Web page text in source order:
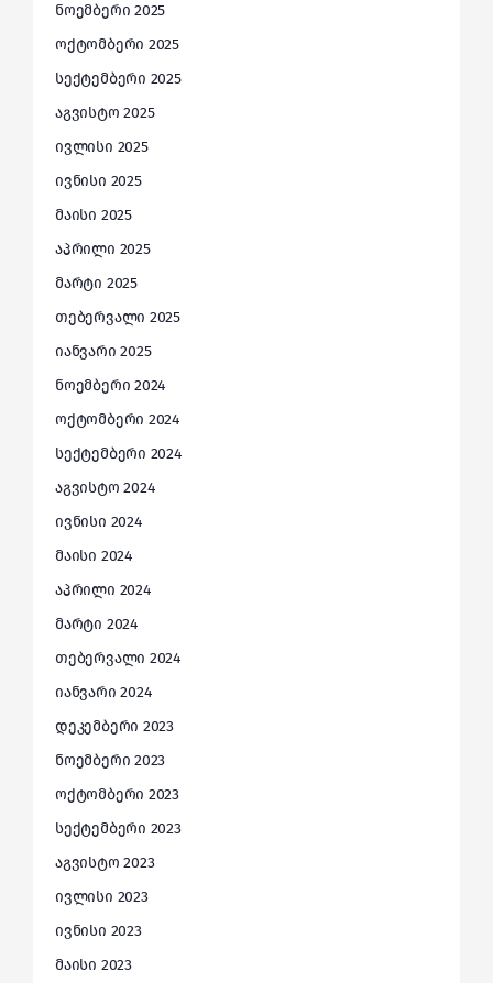
ნოემბერი 2025
ოქტომბერი 2025
სექტემბერი 2025
აგვისტო 2025
ივლისი 2025
ივნისი 2025
მაისი 2025
აპრილი 2025
მარტი 2025
თებერვალი 2025
იანვარი 2025
ნოემბერი 2024
ოქტომბერი 2024
სექტემბერი 2024
აგვისტო 2024
ივნისი 2024
მაისი 2024
აპრილი 2024
მარტი 2024
თებერვალი 2024
იანვარი 2024
დეკემბერი 2023
ნოემბერი 2023
ოქტომბერი 2023
სექტემბერი 2023
აგვისტო 2023
ივლისი 2023
ივნისი 2023
მაისი 2023